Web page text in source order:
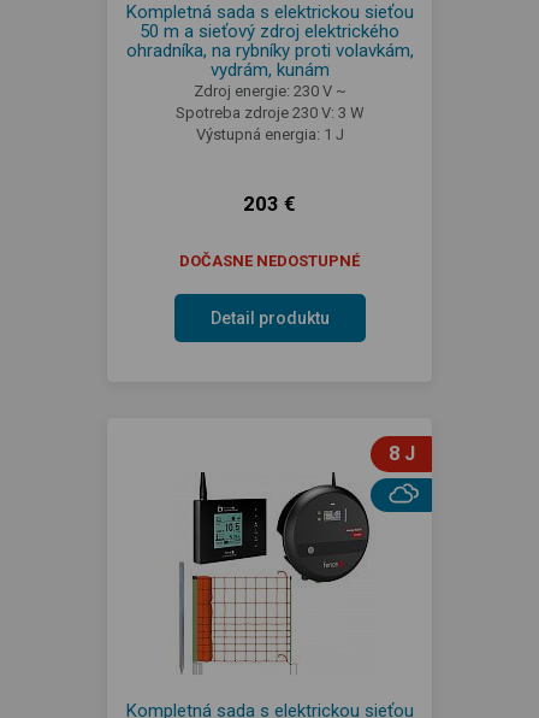
Kompletná sada s elektrickou sieťou
50 m a sieťový zdroj elektrického
ohradníka, na rybníky proti volavkám,
vydrám, kunám
Zdroj energie: 230 V ~
Spotreba zdroje 230 V: 3 W
Výstupná energia: 1 J
203 €
DOČASNE NEDOSTUPNÉ
Detail produktu
8 J
Kompletná sada s elektrickou sieťou